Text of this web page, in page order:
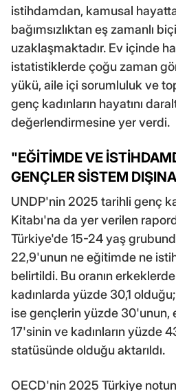
istihdamdan, kamusal
bağımsızlıktan eş zamanlı
uzaklaşmaktadır. Ev içinde
istatistiklerde çoğu zaman
yükü, aile içi sorumluluk ve
genç kadınların hayatını
değerlendirmesine yer verdi.
"EĞİTİMDE VE
GENÇLER SİSTEM
UNDP'nin 2025 tarihli genç
Kitabı'na da yer verilen
Türkiye'de 15-24 yaş
22,9'unun ne eğitimde ne
belirtildi. Bu oranın
kadınlarda yüzde 30,1
ise gençlerin yüzde 30'unun,
17'sinin ve kadınların yüzde
statüsünde olduğu aktarıldı.
OECD'nin 2025 Türkiye